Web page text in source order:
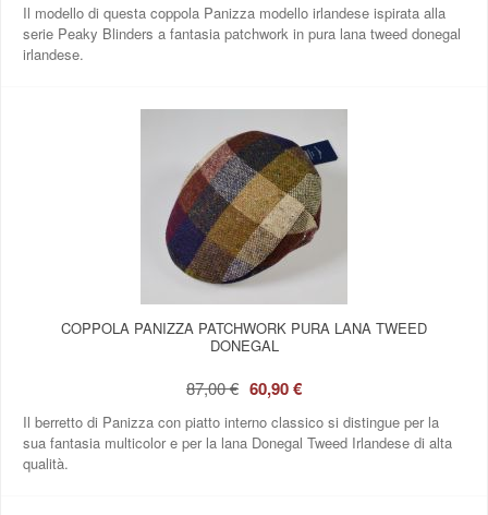
Il modello di questa coppola Panizza modello irlandese ispirata alla
serie Peaky Blinders a fantasia patchwork in pura lana tweed donegal
irlandese.
COPPOLA PANIZZA PATCHWORK PURA LANA TWEED
DONEGAL
87,00 € 60,90 €
Il berretto di Panizza con piatto interno classico si distingue per la
sua fantasia multicolor e per la lana Donegal Tweed Irlandese di alta
qualità.